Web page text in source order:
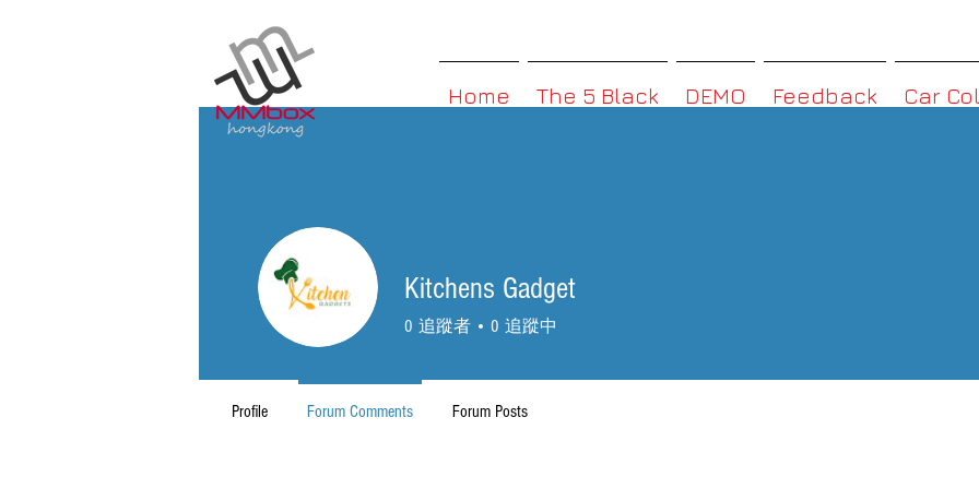
Home The 5 Black DEMO Feedback Car
Kitchens Gadget
0 追蹤者 0 追蹤中
Profile Forum Comments Forum Posts